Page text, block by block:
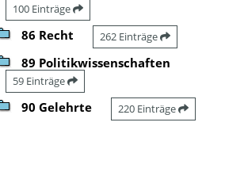
100 Einträge
86 Recht 262 Einträge
89 Politikwissenschaften
59 Einträge
90 Gelehrte 220 Einträge